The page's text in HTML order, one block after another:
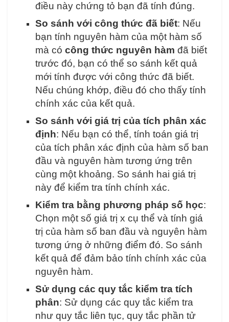
điều này chứng tỏ bạn đã tính đúng.
So sánh với công thức đã biết: Nếu
bạn tính nguyên hàm của một hàm số
mà cócông thức nguyên hàm đã biết
trước đó, bạn có thể so sánh kết quả
mới tính được với công thức đã biết.
Nếu chúng khớp, điều đó cho thấy tính
chính xác của kết quả.
So sánh với giá trị của tích phân xác
định: Nếu bạn có thể, tính toán giá trị
của tích phân xác định của hàm số ban
đầu và nguyên hàm tương ứng trên
cùng một khoảng. So sánh hai giá trị
này để kiểm tra tính chính xác.
Kiểm tra bằng phương pháp số học:
Chọn một số giá trị x cụ thể và tính giá
trị của hàm số ban đầu và nguyên hàm
tương ứng ở những điểm đó. So sánh
kết quả để đảm bảo tính chính xác của
nguyên hàm.
Sử dụng các quy tắc kiểm tra tích
phân: Sử dụng các quy tắc kiểm tra
như quy tắc liên tục, quy tắc phần tử